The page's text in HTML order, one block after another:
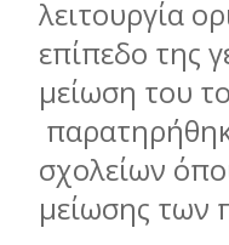
λειτουργία
επίπεδο της
μείωση του
σχολείων
μείωσης των